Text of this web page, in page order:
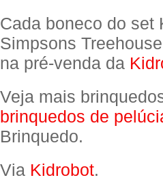
Cada boneco do set
Simpsons
na pré-venda da
Veja mais
brinquedos de
Brinquedo.
Via Kidrobot.